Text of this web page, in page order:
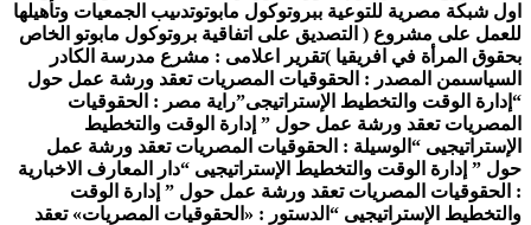
شبكة مصرية للتوعية ببروتوكول مابوتوتدىيب الجمعيات وتأهيلها
على مشروع ( التصديق على اتفاقية بروتوكول مابوتو الخاص
المرأة في افريقيا ) تقرير اعلامى : مشرع مدرسة الكادر
من المصدر : الحقوقيات المصريات تعقد ورشة عمل حول
الوقت والتخطيط الإستراتيجى”راية مصر : الحقوقيات
تعقد ورشة عمل حول ” إدارة الوقت والتخطيط
“ الوسيلة : الحقوقيات المصريات تعقد ورشة عمل
” إدارة الوقت والتخطيط الإستراتيجيى “ دار المعارف الاخبارية
الحقوقيات المصريات تعقد ورشة عمل حول ” إدارة الوقت
الإستراتيجيى “ الدستور : «الحقوقيات المصريات» تعقد